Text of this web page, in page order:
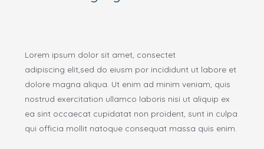
Lorem ipsum dolor sit amet, consectet
adipiscing elit,sed do eiusm por incididunt ut labore et
dolore magna aliqua. Ut enim ad minim veniam, quis
nostrud exercitation ullamco laboris nisi ut aliquip ex
ea sint occaecat cupidatat non proident, sunt in culpa
qui officia mollit natoque consequat massa quis enim.